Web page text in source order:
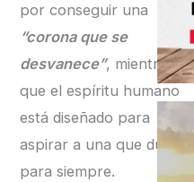
por conseguir una
“corona que se
desvanece”, mientras
que el espíritu humano
está diseñado para
aspirar a una que dura
para siempre.